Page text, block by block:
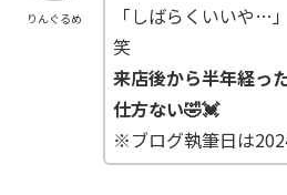
りんぐるめ
「しばらくいいや…
笑
来店後から半年経っ
仕方ない🤣💓
※ブログ執筆日は